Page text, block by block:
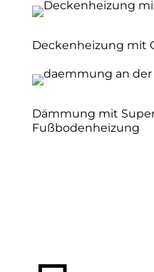
Deckenheizung mit
Dämmung mit
Fußbodenheizung